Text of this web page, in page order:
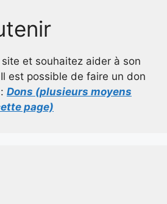
et souhaitez aider à son
est possible de faire un don
Dons (plusieurs moyens
page)